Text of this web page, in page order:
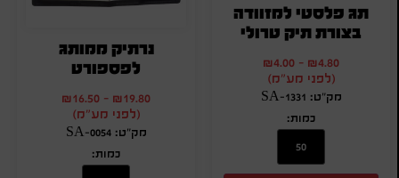
תג פלסטי למזוודה
בצורת תיק טרולי
₪4.80
-
₪4.00
(לפני מע"מ)
מק"ט: SA-1331
כמות:
נרתיק ממותג
לפספורט
₪19.80
-
₪16.50
(לפני מע"מ)
מק"ט: SA-0054
כמות: